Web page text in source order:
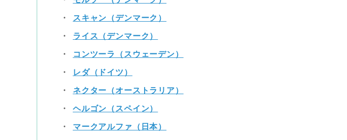
スキャン（デンマーク）
ライス（デンマーク）
コンツーラ（スウェーデン）
レダ（ドイツ）
ネクター（オーストラリア）
ヘルゴン（スペイン）
マークアルファ（日本）